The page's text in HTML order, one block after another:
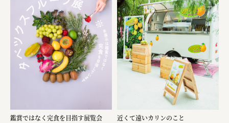
鑑賞ではなく完食を目指す展覧会 近くて遠いカリンのこと